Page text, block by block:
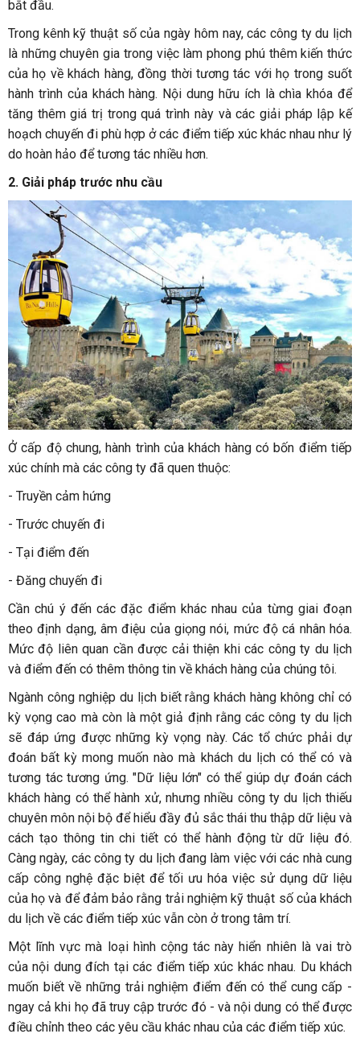
bắt đầu.
Trong kênh kỹ thuật số của ngày hôm nay, các công ty du lịch
là những chuyên gia trong việc làm phong phú thêm kiến thức
của họ về khách hàng, đồng thời tương tác với họ trong suốt
hành trình của khách hàng. Nội dung hữu ích là chìa khóa để
tăng thêm giá trị trong quá trình này và các giải pháp lập kế
hoạch chuyến đi phù hợp ở các điểm tiếp xúc khác nhau như lý
do hoàn hảo để tương tác nhiều hơn.
2. Giải pháp trước nhu cầu
Ở cấp độ chung, hành trình của khách hàng có bốn điểm tiếp
xúc chính mà các công ty đã quen thuộc:
- Truyền cảm hứng
- Trước chuyến đi
- Tại điểm đến
- Đăng chuyến đi
Cần chú ý đến các đặc điểm khác nhau của từng giai đoạn
theo định dạng, âm điệu của giọng nói, mức độ cá nhân hóa.
Mức độ liên quan cần được cải thiện khi các công ty du lịch
và điểm đến có thêm thông tin về khách hàng của chúng tôi.
Ngành công nghiệp du lịch biết rằng khách hàng không chỉ có
kỳ vọng cao mà còn là một giả định rằng các công ty du lịch
sẽ đáp ứng được những kỳ vọng này. Các tổ chức phải dự
đoán bất kỳ mong muốn nào mà khách du lịch có thể có và
tương tác tương ứng. "Dữ liệu lớn" có thể giúp dự đoán cách
khách hàng có thể hành xử, nhưng nhiều công ty du lịch thiếu
chuyên môn nội bộ để hiểu đầy đủ sắc thái thu thập dữ liệu và
cách tạo thông tin chi tiết có thể hành động từ dữ liệu đó.
Càng ngày, các công ty du lịch đang làm việc với các nhà cung
cấp công nghệ đặc biệt để tối ưu hóa việc sử dụng dữ liệu
của họ và để đảm bảo rằng trải nghiệm kỹ thuật số của khách
du lịch về các điểm tiếp xúc vẫn còn ở trong tâm trí.
Một lĩnh vực mà loại hình cộng tác này hiển nhiên là vai trò
của nội dung đích tại các điểm tiếp xúc khác nhau. Du khách
muốn biết về những trải nghiệm điểm đến có thể cung cấp -
ngay cả khi họ đã truy cập trước đó - và nội dung có thể được
điều chỉnh theo các yêu cầu khác nhau của các điểm tiếp xúc.